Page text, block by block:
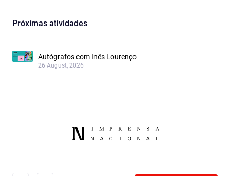
Próximas atividades
Autógrafos com Inês Lourenço
26 August, 2026